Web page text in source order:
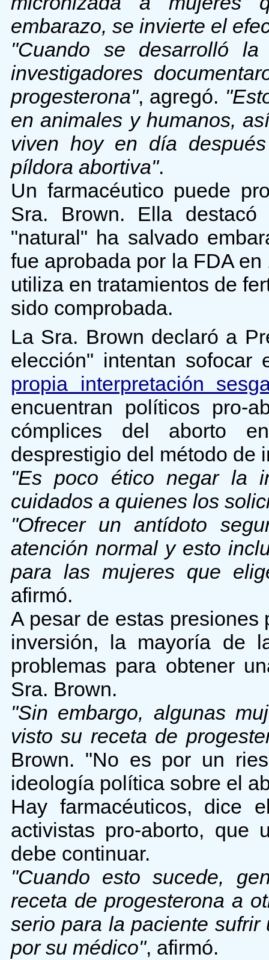
embarazo, se invierte el
"Cuando se desarrolló
investigadores
progesterona", agregó.
en animales y humanos,
viven hoy en día
píldora abortiva".
Un farmacéutico puede
Sra. Brown. Ella destacó
"natural" ha salvado
fue aprobada por la FDA
utiliza en tratamientos de
sido comprobada.
La Sra. Brown declaró a
elección" intentan
propia interpretación
encuentran políticos pro-
cómplices del aborto
desprestigio del método de
"Es poco ético negar la
cuidados a quienes los
"Ofrecer un antídoto
atención normal y esto
para las mujeres que
afirmó.
A pesar de estas
inversión, la mayoría de
problemas para obtener
Sra. Brown.
"Sin embargo, algunas
visto su receta de
Brown. "No es por un
ideología política sobre el
Hay farmacéuticos, dice
activistas pro-aborto,
debe continuar.
"Cuando esto sucede,
receta de progesterona a
serio para la paciente
por su médico", afirmó.